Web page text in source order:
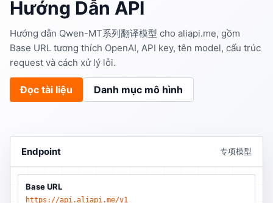
Hướng Dẫn API
Hướng dẫn Qwen-MT系列翻译模型 cho aliapi.me, gồm
Base URL tương thích OpenAI, API key, tên model, cấu trúc
request và cách xử lý lỗi.
Đọc tài liệu Danh mục mô hình
Endpoint 专项模型
Base URL
https://api.aliapi.me/v1